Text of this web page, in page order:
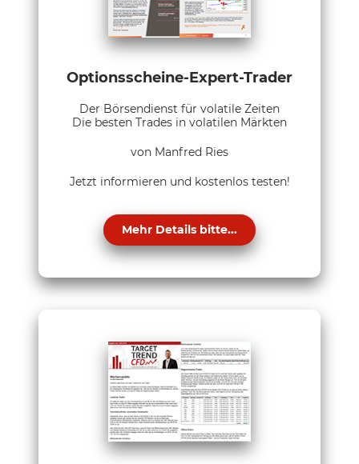
Optionsscheine-Expert-Trader
Der Börsendienst für volatile Zeiten
Die besten Trades in volatilen Märkten
von Manfred Ries
Jetzt informieren und kostenlos testen!
Mehr Details bitte...